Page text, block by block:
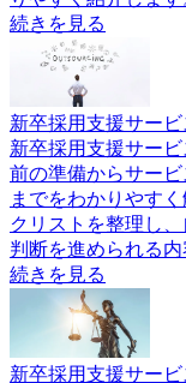
続きを見る
新卒採用支援サー
新卒採用支援サー
前の準備からサー
までをわかりやす
クリストを整理し
判断を進められる内
続きを見る
新卒採用支援サー